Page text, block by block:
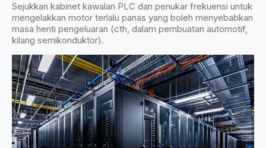
Sejukkan kabinet kawalan PLC dan penukar frekuensi untuk
mengelakkan motor terlalu panas yang boleh menyebabkan
masa henti pengeluaran (cth, dalam pembuatan automotif,
kilang semikonduktor).